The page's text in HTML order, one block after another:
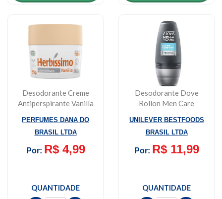
Desodorante Creme
Antiperspirante Vanilla
PERFUMES DANA DO
BRASIL LTDA
Por: R$ 4,99
QUANTIDADE
Desodorante Dove
Rollon Men Care
UNILEVER BESTFOODS
BRASIL LTDA
Por: R$ 11,99
QUANTIDADE